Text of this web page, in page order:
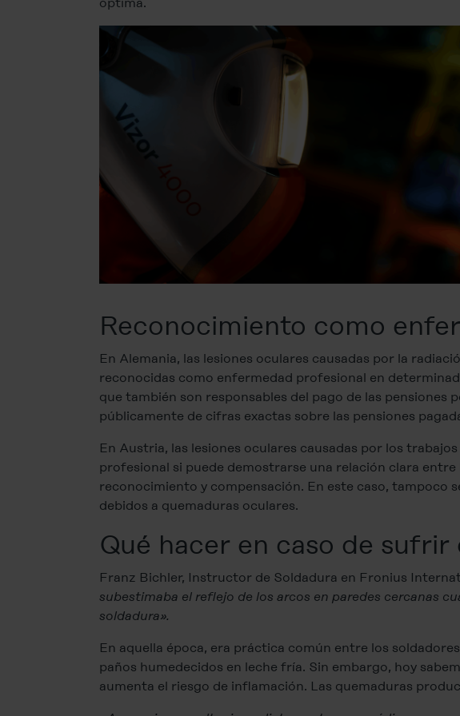
Reconocimiento como
En Alemania, las lesiones oculares causadas por la
reconocidas como enfermedad profesional en
que también son responsables del pago de las pensiones
públicamente de cifras exactas sobre las pensiones
En Austria, las lesiones oculares causadas por los
profesional si puede demostrarse una relación clara
reconocimiento y compensación. En este caso, tampoco
debidos a quemaduras oculares.
Qué hacer en caso de
Franz Bichler, Instructor de Soldadura en Fronius
subestimaba el reflejo de los arcos en paredes cercanas
soldadura».
En aquella época, era práctica común entre los
paños humedecidos en leche fría. Sin embargo, hoy
aumenta el riesgo de inflamación. Las quemaduras